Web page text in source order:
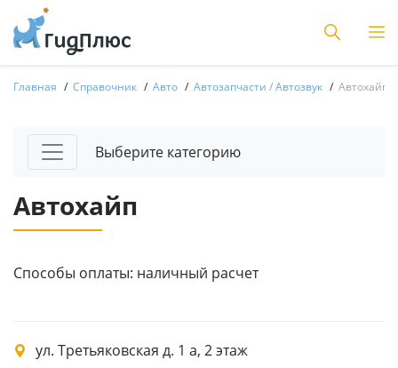
Главная Справочник Авто Автозапчасти / Автозвук Автохайп
Выберите категорию
Автохайп
Способы оплаты: наличный расчет
ул. Третьяковская д. 1 а, 2 этаж